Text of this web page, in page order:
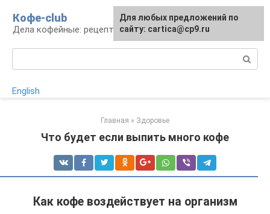
контенту
Кофе-club
Дела кофейные: рецепты и приготовление
English
Главная » Здоровье
Что будет если выпить много кофе
Как кофе воздействует на организм
Для любых предложений по
сайту: cartica@cp9.ru